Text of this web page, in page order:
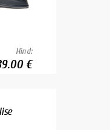
Hind:
€